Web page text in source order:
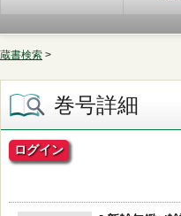
蔵書検索 >
巻号詳細
ログイン